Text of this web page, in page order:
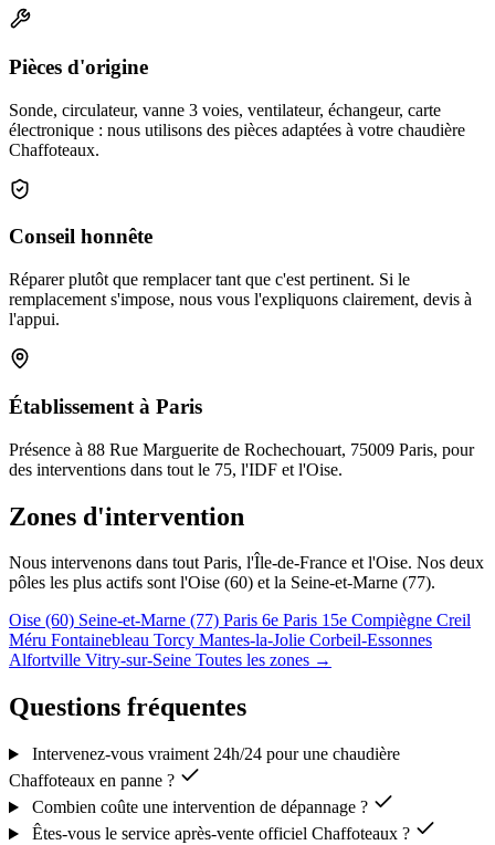
Pièces d'origine
Sonde, circulateur, vanne 3 voies, ventilateur, échangeur, carte
électronique : nous utilisons des pièces adaptées à votre chaudière
Chaffoteaux.
Conseil honnête
Réparer plutôt que remplacer tant que c'est pertinent. Si le
remplacement s'impose, nous vous l'expliquons clairement, devis à
l'appui.
Établissement à Paris
Présence à 88 Rue Marguerite de Rochechouart, 75009 Paris, pour
des interventions dans tout le 75, l'IDF et l'Oise.
Zones d'intervention
Nous intervenons dans tout Paris, l'Île-de-France et l'Oise. Nos deux
pôles les plus actifs sont l'Oise (60) et la Seine-et-Marne (77).
Oise (60) Seine-et-Marne (77) Paris 6e Paris 15e Compiègne Creil
Méru Fontainebleau Torcy Mantes-la-Jolie Corbeil-Essonnes
Alfortville Vitry-sur-Seine Toutes les zones →
Questions fréquentes
Intervenez-vous vraiment 24h/24 pour une chaudière
Chaffoteaux en panne ?
Combien coûte une intervention de dépannage ?
Êtes-vous le service après-vente officiel Chaffoteaux ?